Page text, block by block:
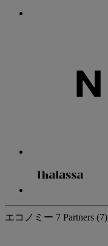
エコノミー 7 Partners (7)